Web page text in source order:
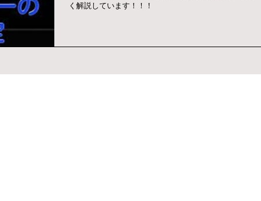
く解説しています！！！